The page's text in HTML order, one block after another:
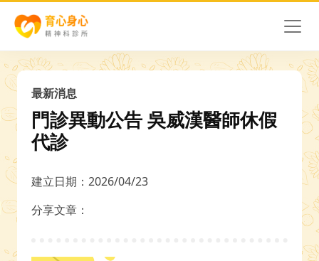
最新消息
門診異動公告 吳威漢醫師休假
代診
建立日期：2026/04/23
分享文章：